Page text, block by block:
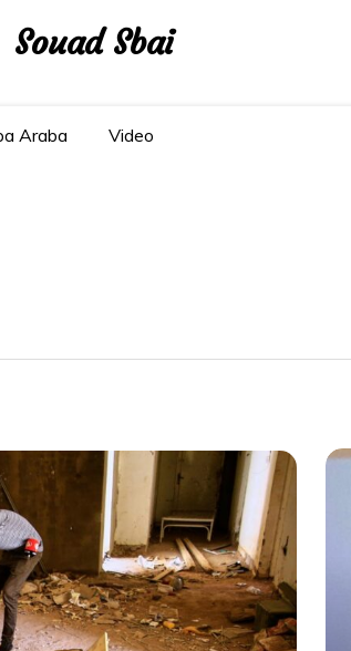
Souad Sbai
Araba Video